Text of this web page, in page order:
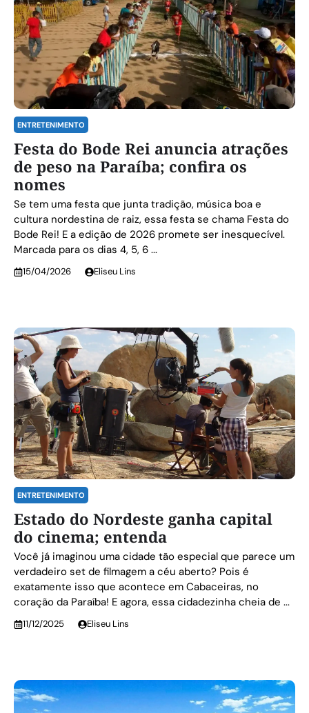
ENTRETENIMENTO
Festa do Bode Rei anuncia atrações
de peso na Paraíba; confira os
nomes
Se tem uma festa que junta tradição, música boa e
cultura nordestina de raiz, essa festa se chama Festa do
Bode Rei! E a edição de 2026 promete ser inesquecível.
Marcada para os dias 4, 5, 6 ...
15/04/2026 Eliseu Lins
ENTRETENIMENTO
Estado do Nordeste ganha capital
do cinema; entenda
Você já imaginou uma cidade tão especial que parece um
verdadeiro set de filmagem a céu aberto? Pois é
exatamente isso que acontece em Cabaceiras, no
coração da Paraíba! E agora, essa cidadezinha cheia de ...
11/12/2025 Eliseu Lins